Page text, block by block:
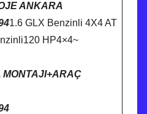
ANKARA
1.6 GLX Benzinli 4X4 AT
HP4×4~
MONTAJI+ARAÇ